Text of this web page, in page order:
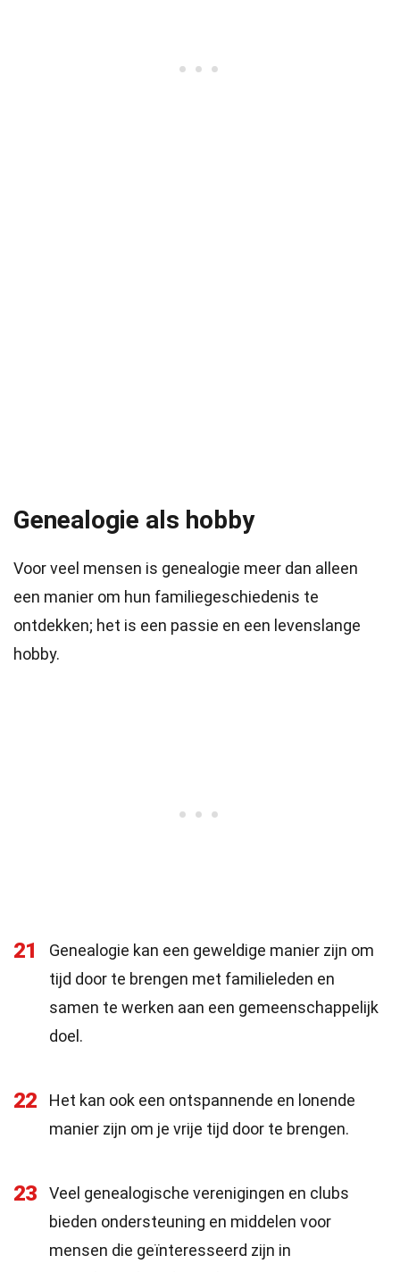
Genealogie als hobby
Voor veel mensen is genealogie meer dan alleen
een manier om hun familiegeschiedenis te
ontdekken; het is een passie en een levenslange
hobby.
21
Genealogie kan een geweldige manier zijn om
tijd door te brengen met familieleden en
samen te werken aan een gemeenschappelijk
doel.
22
Het kan ook een ontspannende en lonende
manier zijn om je vrije tijd door te brengen.
23
Veel genealogische verenigingen en clubs
bieden ondersteuning en middelen voor
mensen die geïnteresseerd zijn in